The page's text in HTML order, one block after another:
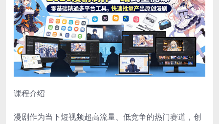
课程介绍
漫剧作为当下短视频超高流量、低竞争的热门赛道，创